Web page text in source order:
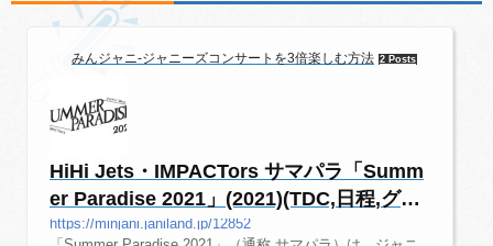
みんジャニ-ジャニーズコンサートを3倍楽しむ方法 2 Posts
HiHi Jets・IMPACTors サマパラ「Summ
er Paradise 2021」(2021)(TDC,日程,グッ
ズ,...
https://minjani.janiland.jp/12852